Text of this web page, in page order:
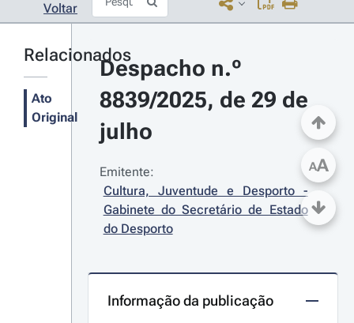
Voltar
Relacionados
Ato
Original
Despacho n.º
8839/2025, de 29 de
julho
Emitente:
Cultura, Juventude e Desporto -
Gabinete do Secretário de Estado
do Desporto
Informação da publicação
AA